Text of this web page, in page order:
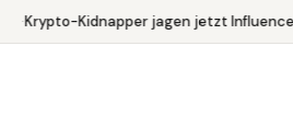
Krypto-Kidnapper jagen jetzt Influencer